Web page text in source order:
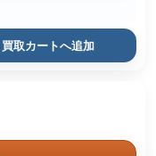
買取カートへ追加